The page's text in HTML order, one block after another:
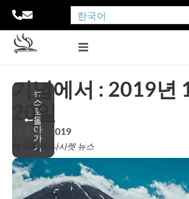
한국어
뉴
스
로
돌
아
가
기
기념에서 : 2019년
20일
12월 17, 2019
에 의하여: 나사렛 뉴스